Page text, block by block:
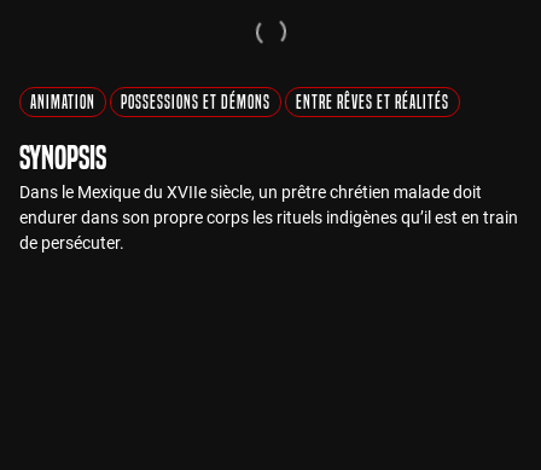
Animation Possessions et Démons Entre Rêves et Réalités
Synopsis
Dans le Mexique du XVIIe siècle, un prêtre chrétien malade doit
endurer dans son propre corps les rituels indigènes qu’il est en train
de persécuter.